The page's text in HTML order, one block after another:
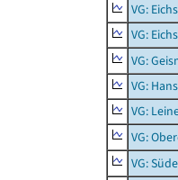
VG:
VG:
VG:
VG:
VG:
VG:
VG: